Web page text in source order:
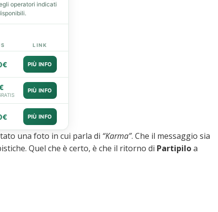
operatori indicati
LINK
PIÙ INFO
PIÙ INFO
PIÙ INFO
una foto in cui parla di “Karma”. Che il messaggio sia
Quel che è certo, è che il ritorno di Partipiloa